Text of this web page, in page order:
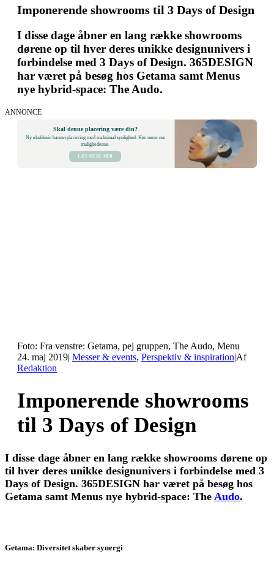
Imponerende showrooms til 3 Days of Design
I disse dage åbner en lang række showrooms
dørene op til hver deres unikke designunivers i
forbindelse med 3 Days of Design. 365DESIGN
har været på besøg hos Getama samt Menus
nye hybrid-space: The Audo.
ANNONCE
Skal denne placering være din?
Ny eksklusiv bannerplacering med maksimal synlighed. Hør mere om
mulighederne.
LÆS MERE HER
Foto: Fra venstre: Getama, pej gruppen, The Audo, Menu
24. maj 2019| Messer & events, Perspektiv & inspiration|Af
Redaktion
Imponerende showrooms
til 3 Days of Design
I disse dage åbner en lang række showrooms dørene op
til hver deres unikke designunivers i forbindelse med 3
Days of Design. 365DESIGN har været på besøg hos
Getama samt Menus nye hybrid-space: The Audo.
Getama: Diversitet skaber synergi